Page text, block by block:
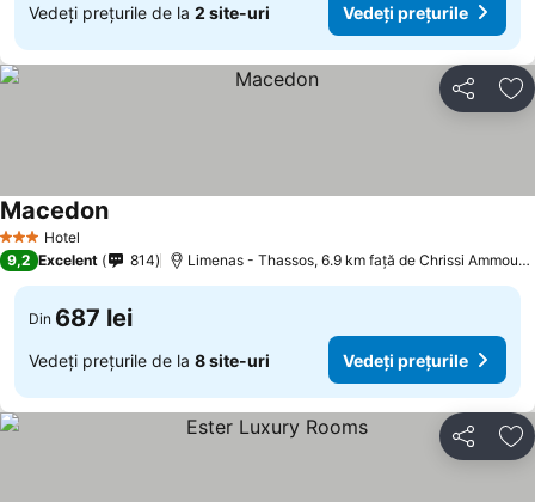
Vedeți prețurile de la 2 site-uri Vedeți prețurile
Distribuiți
3 SteleHotel
Macedon
9,2 Excelent 814 Limenas - Thassos, 6.9 km faţă de Chrissi Ammoudia
Din 687 lei
Vedeți prețurile de la 8 site-uri Vedeți prețurile
Distribuiți